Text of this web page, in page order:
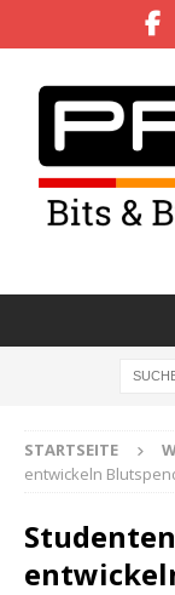
STARTSEITE
entwickeln